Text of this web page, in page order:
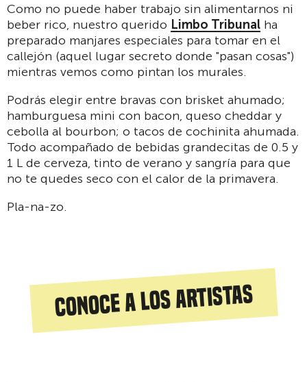
Como no puede haber trabajo sin alimentarnos ni
beber rico, nuestro querido Limbo Tribunal ha
preparado manjares especiales para tomar en el
callejón (aquel lugar secreto donde "pasan cosas")
mientras vemos como pintan los murales.
Podrás elegir entre bravas con brisket ahumado;
hamburguesa mini con bacon, queso cheddar y
cebolla al bourbon; o tacos de cochinita ahumada.
Todo acompañado de bebidas grandecitas de 0.5 y
1 L de cerveza, tinto de verano y sangría para que
no te quedes seco con el calor de la primavera.
Pla-na-zo.
Conoce a los artistas